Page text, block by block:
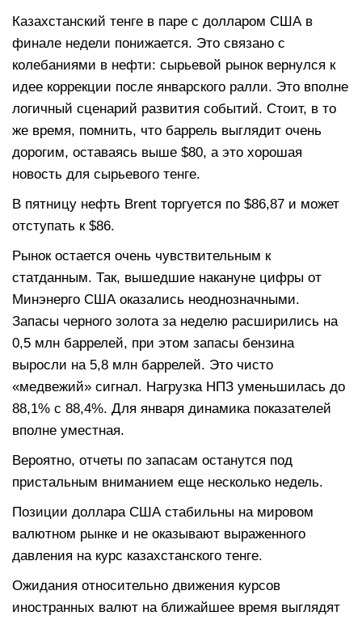
Казахстанский тенге в паре с долларом США в
финале недели понижается. Это связано с
колебаниями в нефти: сырьевой рынок вернулся к
идее коррекции после январского ралли. Это вполне
логичный сценарий развития событий. Стоит, в то
же время, помнить, что баррель выглядит очень
дорогим, оставаясь выше $80, а это хорошая
новость для сырьевого тенге.
В пятницу нефть Brent торгуется по $86,87 и может
отступать к $86.
Рынок остается очень чувствительным к
статданным. Так, вышедшие накануне цифры от
Минэнерго США оказались неоднозначными.
Запасы черного золота за неделю расширились на
0,5 млн баррелей, при этом запасы бензина
выросли на 5,8 млн баррелей. Это чисто
«медвежий» сигнал. Нагрузка НПЗ уменьшилась до
88,1% с 88,4%. Для января динамика показателей
вполне уместная.
Вероятно, отчеты по запасам останутся под
пристальным вниманием еще несколько недель.
Позиции доллара США стабильны на мировом
валютном рынке и не оказывают выраженного
давления на курс казахстанского тенге.
Ожидания относительно движения курсов
иностранных валют на ближайшее время выглядят